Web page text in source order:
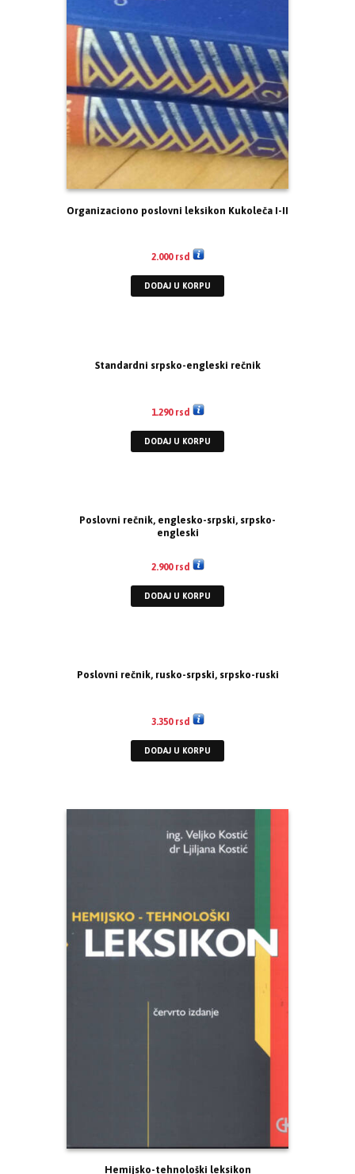
Organizaciono poslovni leksikon Kukoleča I-II
2.000 rsd
DODAJ U KORPU
Standardni srpsko-engleski rečnik
1.290 rsd
DODAJ U KORPU
Poslovni rečnik, englesko-srpski, srpsko-
engleski
2.900 rsd
DODAJ U KORPU
Poslovni rečnik, rusko-srpski, srpsko-ruski
3.350 rsd
DODAJ U KORPU
Hemijsko-tehnološki leksikon